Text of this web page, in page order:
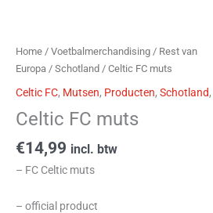
Home / Voetbalmerchandising / Rest van
Europa / Schotland / Celtic FC muts
Celtic FC, Mutsen, Producten, Schotland,
Celtic FC muts
€14,99 incl. btw
– FC Celtic muts
– official product